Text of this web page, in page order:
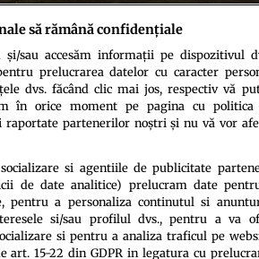
Politica de confidenţialitate
să rămână confidențiale
sau accesăm informații pe dispozitivul
prelucrarea datelor cu caracter
dvs. făcând clic mai jos, respectiv vă
în orice moment pe pagina cu politica
partenerilor noștri și nu vă vor
si agentiile de publicitate
de date analitice) prelucram date
pentru a personaliza continutul si
si/sau profilul dvs., pentru a va
si pentru a analiza traficul pe
art. 15-22 din GDPR in legatura cu